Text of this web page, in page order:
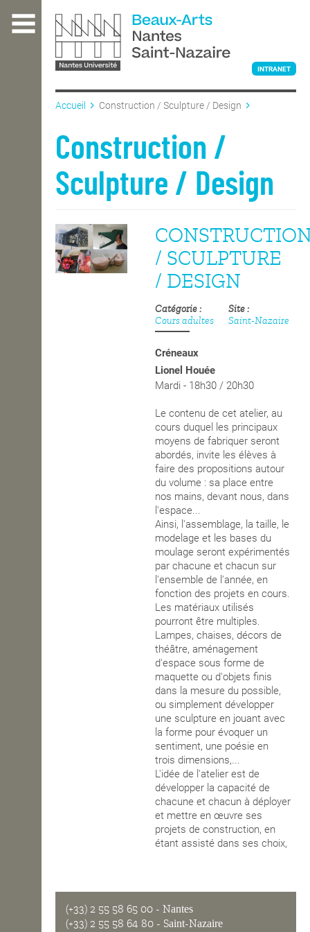
contenu
L'ÉCOLE
ENSEIGNEMENT
INTERNATIONAL
INTRANET
Accueil Construction / Sculpture / Design
Construction /
Sculpture / Design
/ SCULPTURE
/ DESIGN
Catégorie
Cours adultes
Site
Saint-Nazaire
Créneaux
Lionel Houée
Mardi - 18h30 / 20h30
Le contenu de cet atelier, au
cours duquel les principaux
moyens de fabriquer seront
abordés, invite les élèves à
faire des propositions autour
du volume : sa place entre
nos mains, devant nous, dans
l'espace...
Ainsi, l'assemblage, la taille, le
modelage et les bases du
moulage seront expérimentés
par chacune et chacun sur
l'ensemble de l'année, en
fonction des projets en cours.
Les matériaux utilisés
pourront être multiples.
Lampes, chaises, décors de
théâtre, aménagement
d'espace sous forme de
maquette ou d'objets finis
dans la mesure du possible,
ou simplement développer
une sculpture en jouant avec
la forme pour évoquer un
sentiment, une poésie en
trois dimensions,...
L'idée de l'atelier est de
développer la capacité de
chacune et chacun à déployer
et mettre en œuvre ses
projets de construction, en
étant assisté dans ses choix,
(+33) 2 55 58 65 00 - Nantes
(+33) 2 55 58 64 80 - Saint-Nazaire